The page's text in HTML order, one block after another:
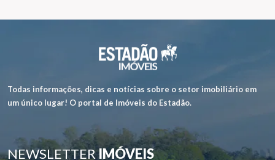
Todas informações, dicas e notícias sobre o setor imobiliário em
um único lugar! O portal de Imóveis do Estadão.
NEWSLETTERIMÓVEIS